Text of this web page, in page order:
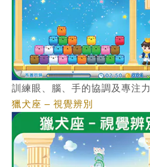
訓練眼、腦、手的協調及專注力
獵犬座 – 視覺辨別